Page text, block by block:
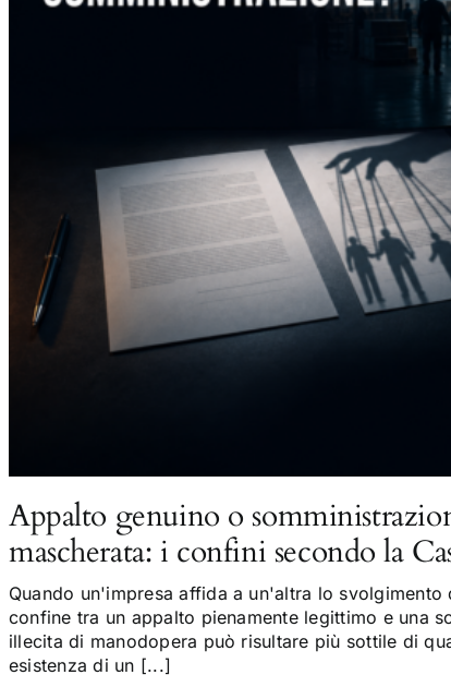
Appalto genuino o
mascherata: i confini secondo la
Quando un'impresa affida a un'altra lo svolgimento
confine tra un appalto pienamente legittimo e una
illecita di manodopera può risultare più sottile di
esistenza di un [...]